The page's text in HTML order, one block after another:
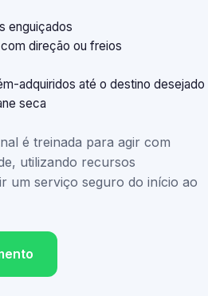
enguiçados
direção ou freios
adquiridos até o destino desejado
seca
é treinada para agir com
utilizando recursos
um serviço seguro do início ao